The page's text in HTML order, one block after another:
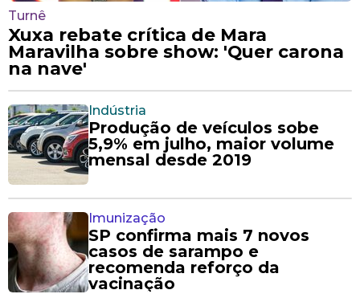
Turnê
Xuxa rebate crítica de Mara
Maravilha sobre show: 'Quer carona
na nave'
Indústria
Produção de veículos sobe
5,9% em julho, maior volume
mensal desde 2019
Imunização
SP confirma mais 7 novos
casos de sarampo e
recomenda reforço da
vacinação